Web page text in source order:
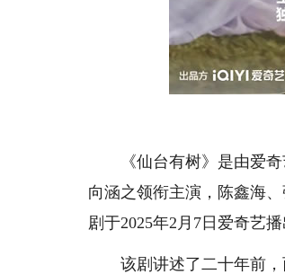
《仙台有树》是由爱奇
向涵之领衔主演，陈鑫海
剧于2025年2月7日爱奇艺播
该剧讲述了二十年前，